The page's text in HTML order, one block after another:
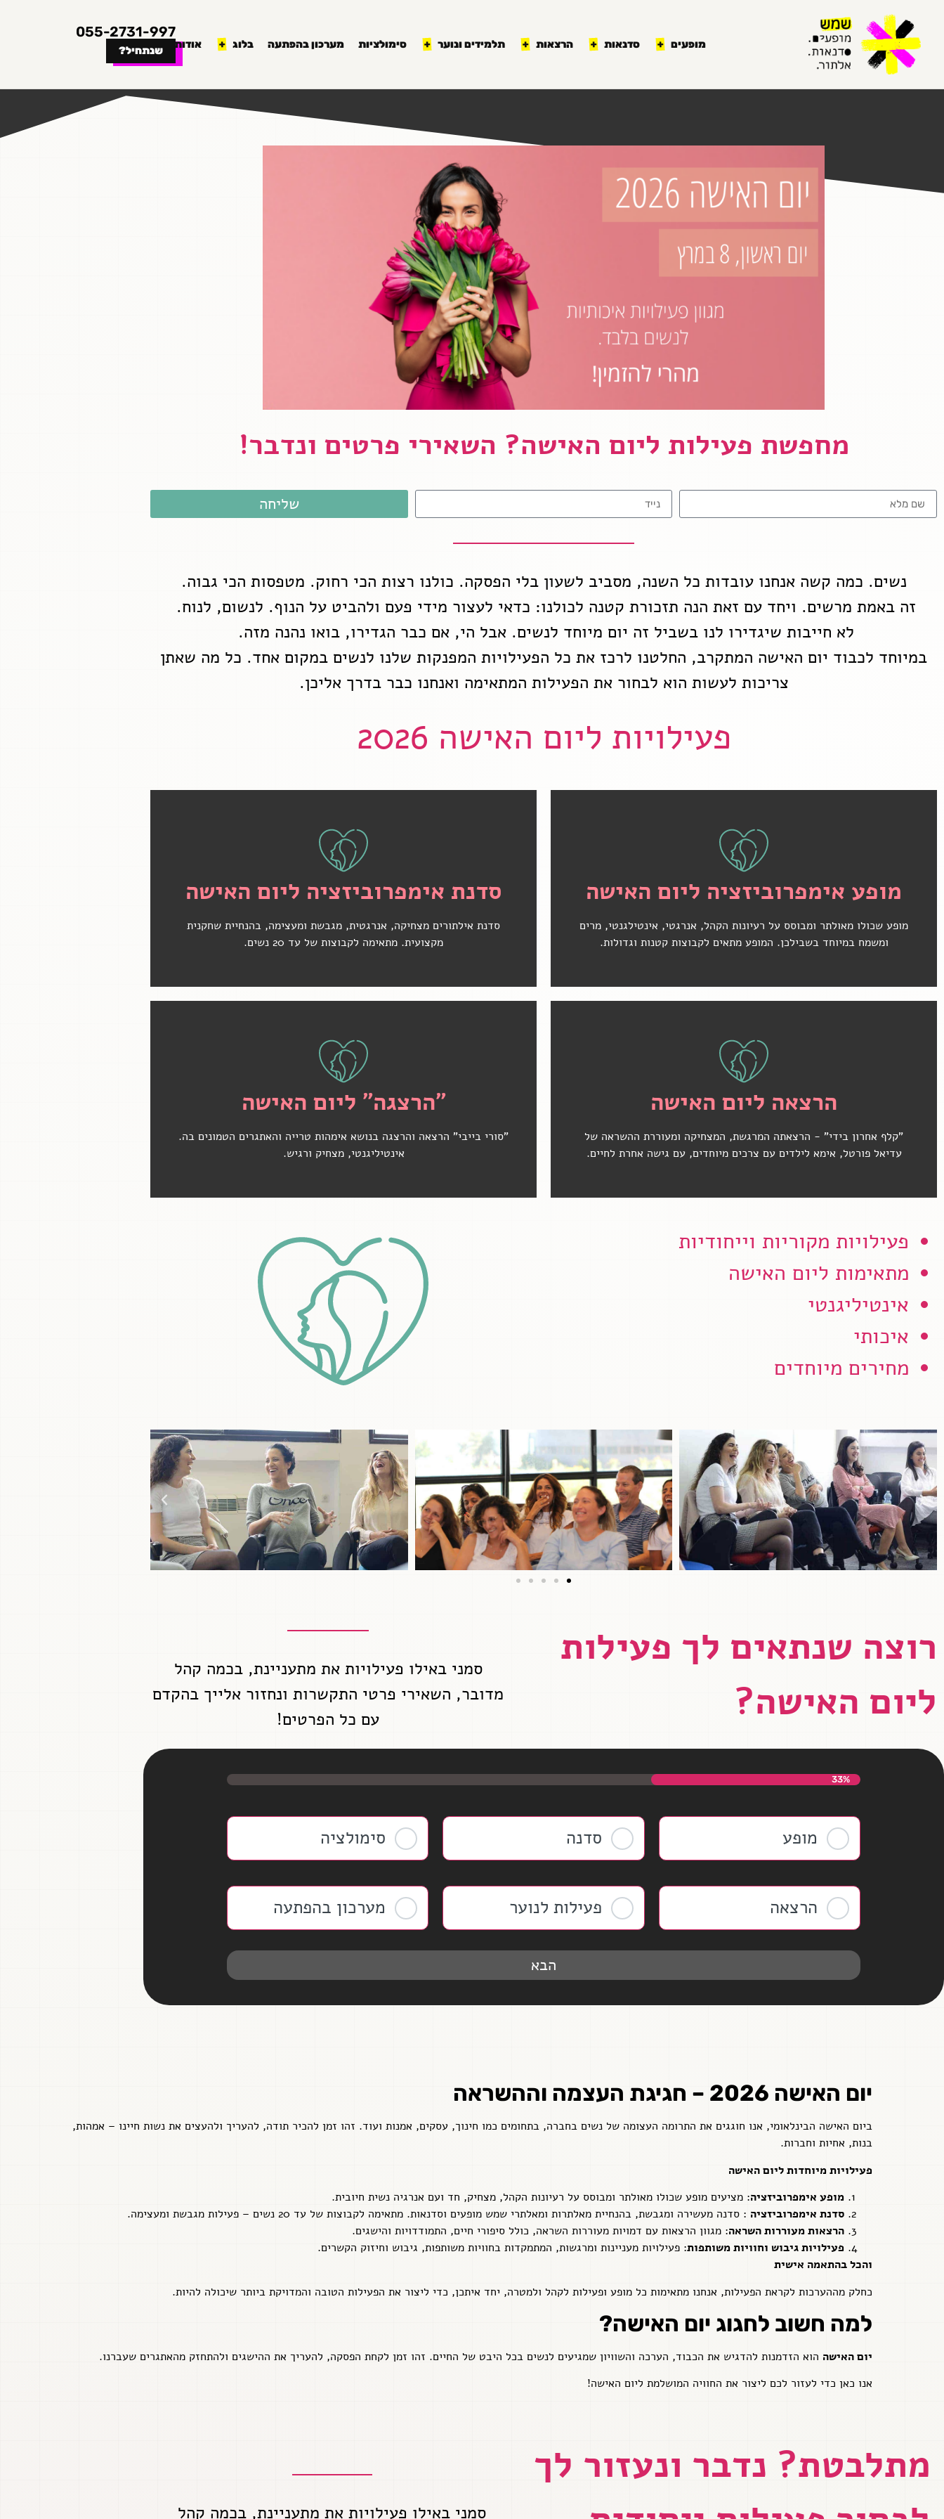
מופעים סדנאות הרצאות תלמידים ונוער סימולציות מערכון בהפתעה בלוג אודות
055-2731-997
שנתחיל?
מחפשת פעילות ליום האישה? השאירי פרטים ונדבר!
שליחה
נשים. כמה קשה אנחנו עובדות כל השנה, מסביב לשעון בלי הפסקה. כולנו רצות הכי רחוק. מטפסות הכי גבוה.
זה באמת מרשים. ויחד עם זאת הנה תזכורת קטנה לכולנו: כדאי לעצור מידי פעם ולהביט על הנוף. לנשום, לנוח.
לא חייבות שיגדירו לנו בשביל זה יום מיוחד לנשים. אבל הי, אם כבר הגדירו, בואו נהנה מזה.
במיוחד לכבוד יום האישה המתקרב, החלטנו לרכז את כל הפעילויות המפנקות שלנו לנשים במקום אחד. כל מה שאתן
צריכות לעשות הוא לבחור את הפעילות המתאימה ואנחנו כבר בדרך אליכן.
פעילויות ליום האישה 2026
מופע אימפרוביזציה ליום האישה
מופע שכולו מאולתר ומבוסס על רעיונות הקהל, אנרגטי, אינטילגנטי, מרים
ומשמח במיוחד בשבילכן. המופע מתאים לקבוצות קטנות וגדולות.
לחצי כאן לפרטים נוספים סדנת אימפרוביזציה ליום האישה
סדנת אילתורים מצחיקה, אנרגטית, מגבשת ומעצימה, בהנחיית שחקנית
מקצועית. מתאימה לקבוצות של עד 20 נשים.
לחצי כאן לפרטים נוספים
הרצאה ליום האישה
"קלף אחרון בידי" - הרצאתה המרגשת, המצחיקה ומעוררת ההשראה של
עדיאל פורטל, אימא לילדים עם צרכים מיוחדים, עם גישה אחרת לחיים.
לחצי כאן לפרטים נוספים "הרצגה" ליום האישה
"סורי בייבי" הרצאה והרצגה בנושא אימהות טרייה והאתגרים הטמונים בה.
אינטיליגנטי, מצחיק ורגיש.
לחצי כאן לפרטים נוספים
פעילויות מקוריות וייחודיות
מתאימות ליום האישה
אינטיליגנטי
איכותי
מחירים מיוחדים
רוצה שנתאים לך פעילות
ליום האישה?
סמני באילו פעילויות את מתעניינת, בכמה קהל
מדובר, השאירי פרטי התקשרות ונחזור אלייך בהקדם
עם כל הפרטים!
33%
מופע סדנה סימולציה
הרצאה פעילות לנוער מערכון בהפתעה
הבא
יום האישה 2026 – חגיגת העצמה וההשראה
ביום האישה הבינלאומי, אנו חוגגים את התרומה העצומה של נשים בחברה, בתחומים כמו חינוך, עסקים, אמנות ועוד. זהו זמן להכיר תודה, להעריך ולהעצים את נשות חיינו – אמהות,
בנות, אחיות וחברות.
פעילויות מיוחדות ליום האישה
מופע אימפרוביזציה: מציעים מופע שכולו מאולתר ומבוסס על רעיונות הקהל, מצחיק, חד ועם אנרגיה נשית חיובית.
סדנת אימפרוביזציה : סדנה מעשירה ומגבשת, בהנחיית מאלתרות ומאלתרי שמש מופעים וסדנאות. מתאימה לקבוצות של עד 20 נשים – פעילות מגבשת ומעצימה.
הרצאות מעוררות השראה: מגוון הרצאות עם דמויות מעוררות השראה, כולל סיפורי חיים, התמודדויות והישגים.
פעילויות גיבוש וחוויות משותפות: פעילויות מעניינות ומרגשות, המתמקדות בחוויות משותפות, גיבוש וחיזוק הקשרים.
והכל בהתאמה אישית
כחלק מההערכות לקראת הפעילות, אנחנו מתאימות כל מופע ופעילות לקהל ולמטרה, יחד איתכן, כדי ליצור את הפעילות הטובה והמדויקת ביותר שיכולה להיות.
למה חשוב לחגוג יום האישה?
יום האישה הוא הזדמנות להדגיש את הכבוד, הערכה והשוויון שמגיעים לנשים בכל היבט של החיים. זהו זמן לקחת הפסקה, להעריך את ההישגים ולהתחזק מהאתגרים שעברנו.
אנו כאן כדי לעזור לכם ליצור את החוויה המושלמת ליום האישה!
מתלבטת? נדבר ונעזור לך
סמני באילו פעילויות את מתעניינת, בכמה קהל